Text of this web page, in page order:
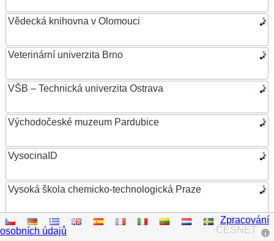
Vědecká knihovna v Olomouci
Veterinární univerzita Brno
VŠB – Technická univerzita Ostrava
Východočeské muzeum Pardubice
VysocinaID
Vysoká škola chemicko-technologická Praze
Vysoká škola ekonomická v Praze
CESNET
Zpracování
osobních údajů